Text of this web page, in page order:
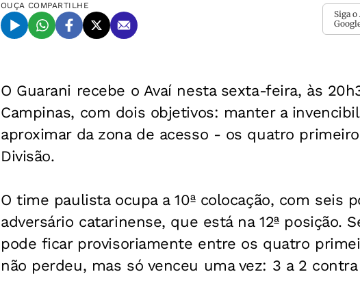
OUÇA COMPARTILHE
Siga o
O Guarani recebe o Avaí nesta sexta-feira, às
Campinas, com dois objetivos: manter a
aproximar da zona de acesso - os quatro
Divisão.
O time paulista ocupa a 10ª colocação, com seis
adversário catarinense, que está na 12ª posição.
pode ficar provisoriamente entre os quatro
não perdeu, mas só venceu uma vez: 3 a 2